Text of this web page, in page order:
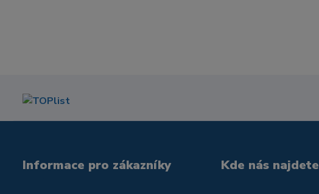
Informace pro zákazníky Kde nás najdete